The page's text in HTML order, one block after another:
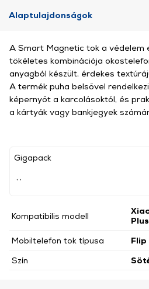
Alaptulajdonságok
Gigapack
Kompatibilis modell
Plus
Mobiltelefon tok típusa
Flip
Szín
A Smart Magnetic tok a védelem
tökéletes kombinációja
anyagból készült, érdekes
A termék puha belsővel
képernyőt a karcolásoktól, és
a kártyák vagy bankjegyek